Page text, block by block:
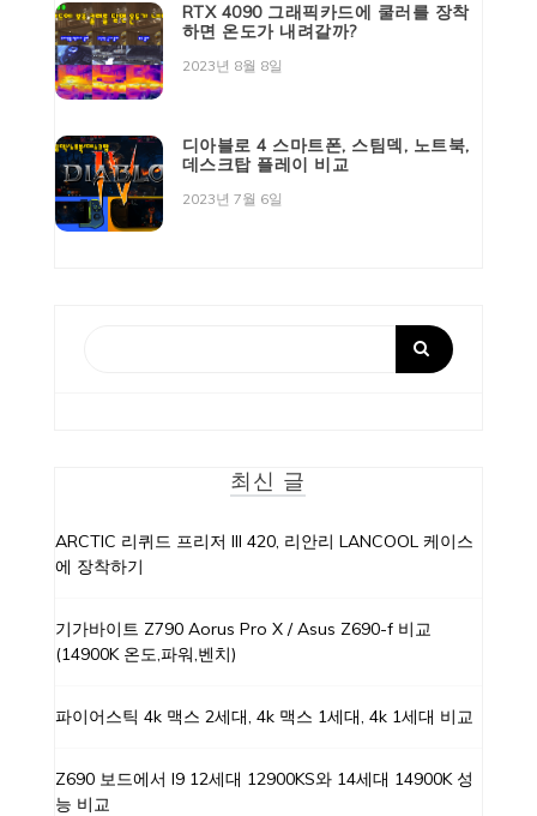
RTX 4090 그래픽카드에 쿨러를 장착
하면 온도가 내려갈까?
2023년 8월 8일
디아블로 4 스마트폰, 스팀덱, 노트북,
데스크탑 플레이 비교
2023년 7월 6일
최신 글
ARCTIC 리퀴드 프리저 III 420, 리안리 LANCOOL 케이스
에 장착하기
기가바이트 Z790 Aorus Pro X / Asus Z690-f 비교
(14900K 온도,파워,벤치)
파이어스틱 4k 맥스 2세대, 4k 맥스 1세대, 4k 1세대 비교
Z690 보드에서 I9 12세대 12900KS와 14세대 14900K 성
능 비교